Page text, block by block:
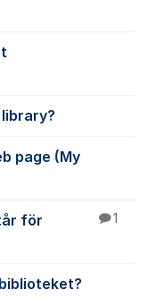
page (My
för
1